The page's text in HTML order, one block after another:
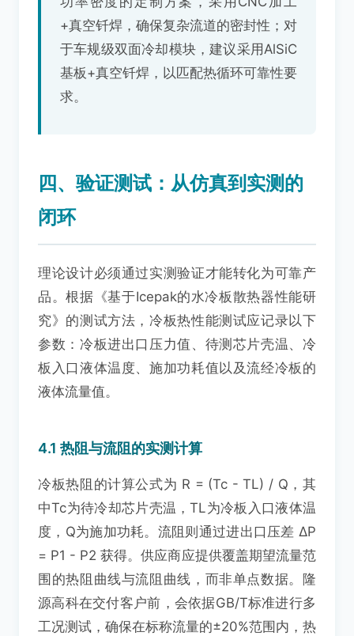
+真空钎焊，确保复杂流道的密封性；对
于车规级双面冷却模块，建议采用AlSiC
基板+真空钎焊，以匹配热循环可靠性要
求。
四、验证测试：从仿真到实测的
闭环
理论设计必须通过实测验证才能转化为可靠产
品。根据《基于Icepak的水冷板散热器性能研
究》的测试方法，冷板热性能测试应记录以下
参数：冷板进出口压力值、待测芯片壳温、冷
板入口液体温度、施加功耗值以及流经冷板的
液体流量值。
4.1 热阻与流阻的实测计算
冷板热阻的计算公式为 R = (Tc - TL) / Q，其
中Tc为待冷却芯片壳温，TL为冷板入口液体温
度，Q为施加功耗。流阻则通过进出口压差 ΔP
= P1 - P2 获得。供应商应提供覆盖期望流量范
围的热阻曲线与流阻曲线，而非单点数据。隆
源高科在交付客户前，会依据GB/T标准进行多
工况测试，确保在标称流量的±20%范围内，热